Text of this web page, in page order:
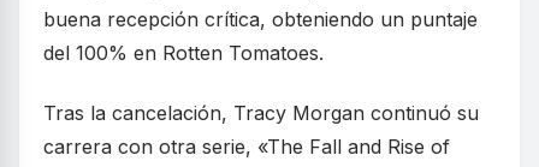
buena recepción crítica, obteniendo un puntaje
del 100% en Rotten Tomatoes.
Tras la cancelación, Tracy Morgan continuó su
carrera con otra serie, «The Fall and Rise of